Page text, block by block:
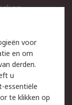
voor
en om
derden.
u
essentiële
te klikken op